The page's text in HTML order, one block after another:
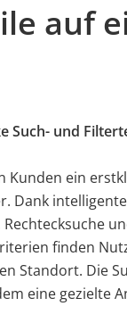
auf
Such- und
Kunden ein
Dank
finden
Standort. Die
eine gezielte